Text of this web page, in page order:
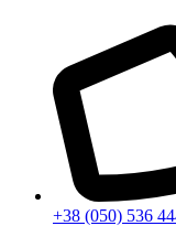
+38 (050) 536